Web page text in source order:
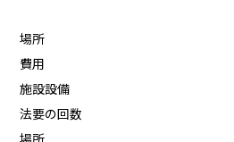
場所
費用
施設設備
法要の回数